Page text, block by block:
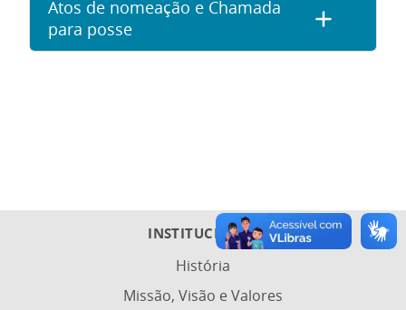
Atos de nomeação e Chamada
para posse
INSTITUCIONAL
História
Missão, Visão e Valores